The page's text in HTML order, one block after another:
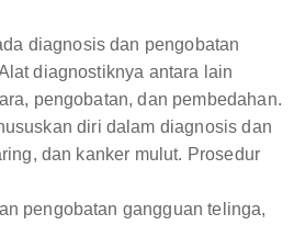
diagnosis dan pengobatan
diagnostiknya antara lain
pengobatan, dan pembedahan.
diri dalam diagnosis dan
dan kanker mulut. Prosedur
pengobatan gangguan telinga,